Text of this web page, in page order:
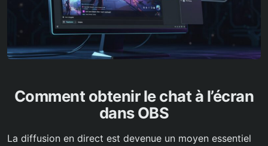
Comment obtenir le chat à l’écran
dans OBS
La diffusion en direct est devenue un moyen essentiel